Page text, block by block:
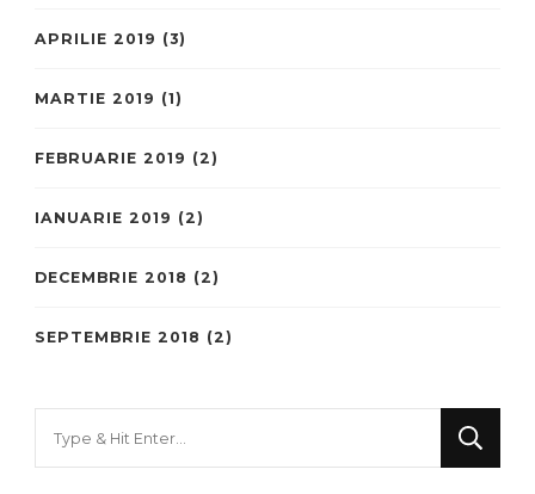
APRILIE 2019 (3)
MARTIE 2019 (1)
FEBRUARIE 2019 (2)
IANUARIE 2019 (2)
DECEMBRIE 2018 (2)
SEPTEMBRIE 2018 (2)